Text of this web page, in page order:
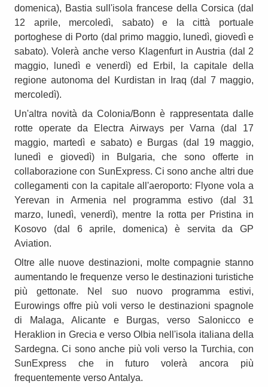
domenica), Bastia sull'isola francese della Corsica (dal
12 aprile, mercoledì, sabato) e la città portuale
portoghese di Porto (dal primo maggio, lunedì, giovedì e
sabato). Volerà anche verso Klagenfurt in Austria (dal 2
maggio, lunedì e venerdì) ed Erbil, la capitale della
regione autonoma del Kurdistan in Iraq (dal 7 maggio,
mercoledì).
Un'altra novità da Colonia/Bonn è rappresentata dalle
rotte operate da Electra Airways per Varna (dal 17
maggio, martedì e sabato) e Burgas (dal 19 maggio,
lunedì e giovedì) in Bulgaria, che sono offerte in
collaborazione con SunExpress. Ci sono anche altri due
collegamenti con la capitale all'aeroporto: Flyone vola a
Yerevan in Armenia nel programma estivo (dal 31
marzo, lunedì, venerdì), mentre la rotta per Pristina in
Kosovo (dal 6 aprile, domenica) è servita da GP
Aviation.
Oltre alle nuove destinazioni, molte compagnie stanno
aumentando le frequenze verso le destinazioni turistiche
più gettonate. Nel suo nuovo programma estivi,
Eurowings offre più voli verso le destinazioni spagnole
di Malaga, Alicante e Burgas, verso Salonicco e
Heraklion in Grecia e verso Olbia nell'isola italiana della
Sardegna. Ci sono anche più voli verso la Turchia, con
SunExpress che in futuro volerà ancora più
frequentemente verso Antalya.